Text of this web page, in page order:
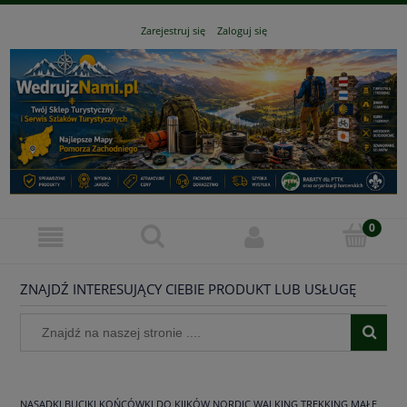
Zarejestruj się Zaloguj się
ZNAJDŹ INTERESUJĄCY CIEBIE PRODUKT LUB USŁUGĘ
NASADKI BUCIKI KOŃCÓWKI DO KIJKÓW NORDIC WALKING TREKKING MAŁE